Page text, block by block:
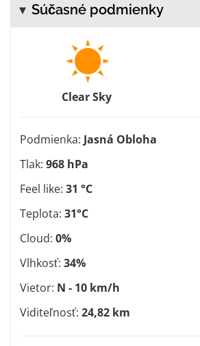
Súčasné podmienky
Clear Sky
Podmienka: Jasná Obloha
Tlak: 968 hPa
Feel like: 31 °C
Teplota: 31°C
Cloud: 0%
Vlhkosť: 34%
Vietor: N - 10 km/h
Viditeľnosť: 24,82 km